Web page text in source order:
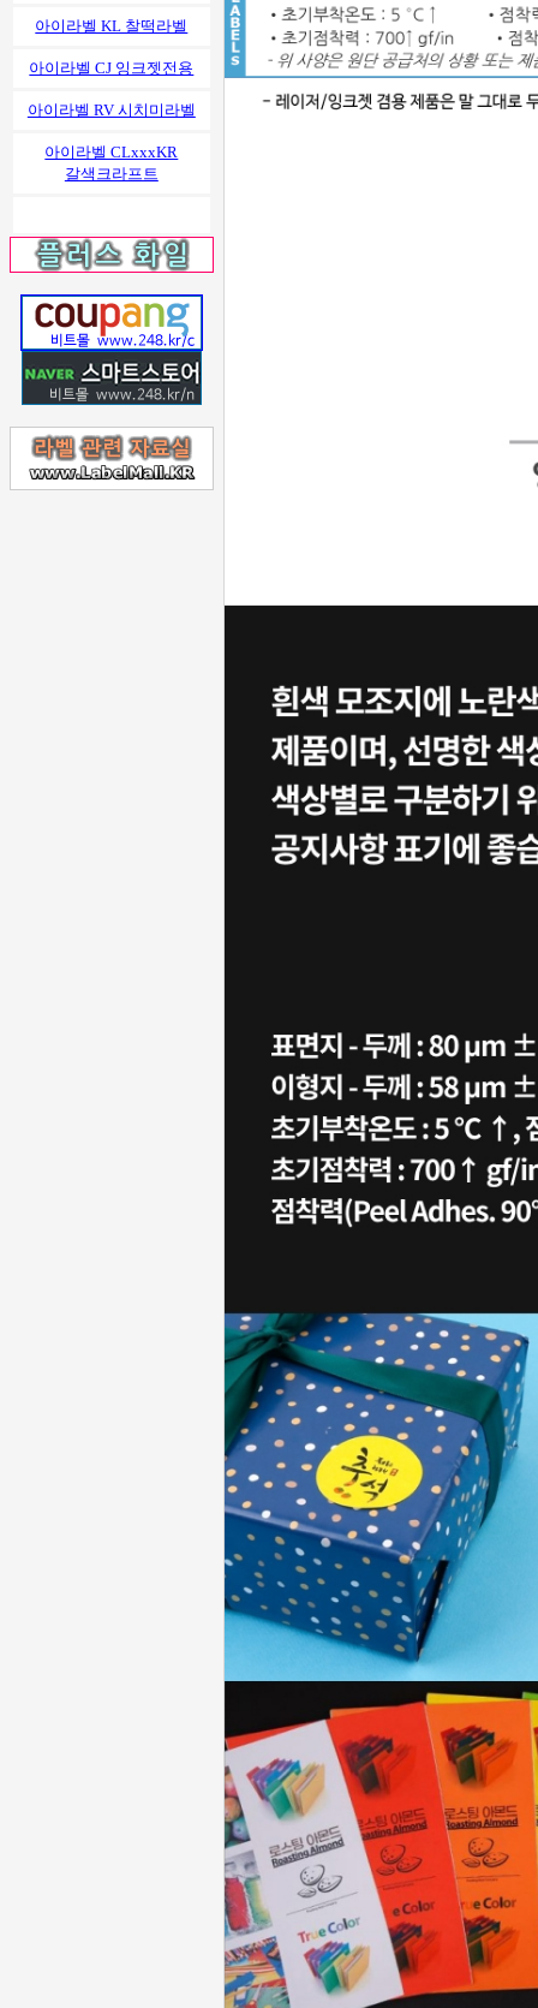
아이라벨 KL 찰떡라벨
아이라벨 CJ 잉크젯전용
아이라벨 RV 시치미라벨
아이라벨 CLxxxKR
갈색크라프트